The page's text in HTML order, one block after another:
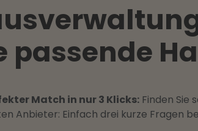
passende
Match in nur 3 Klicks: Finden Sie
Anbieter: Einfach drei kurze Fragen